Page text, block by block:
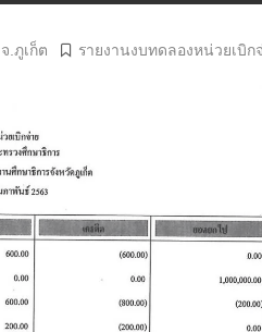
.ภูเก็ต รายงานงบทดลองหน่วยเบิก